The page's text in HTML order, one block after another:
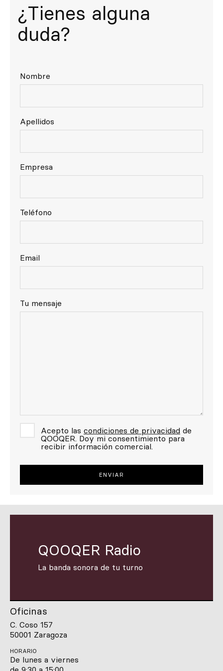
Inspírate
Buscar
¿Tienes alguna
duda?
Nombre
Apellidos
Empresa
Teléfono
Email
Tu mensaje
Acepto las condiciones de privacidad de
QOOQER. Doy mi consentimiento para
recibir información comercial.
QOOQER Radio
La banda sonora de tu turno
Oficinas
C. Coso 157
50001 Zaragoza
HORARIO
De lunes a viernes